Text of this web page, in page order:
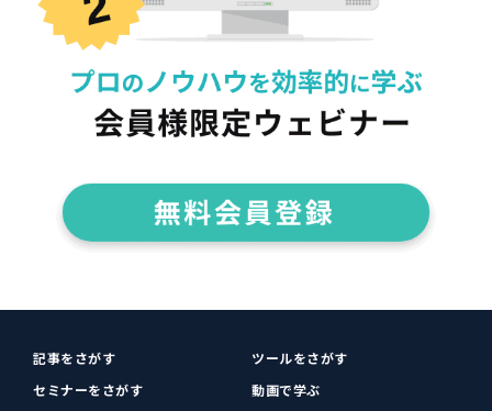
記事をさがす
ツールをさがす
セミナーをさがす
動画で学ぶ